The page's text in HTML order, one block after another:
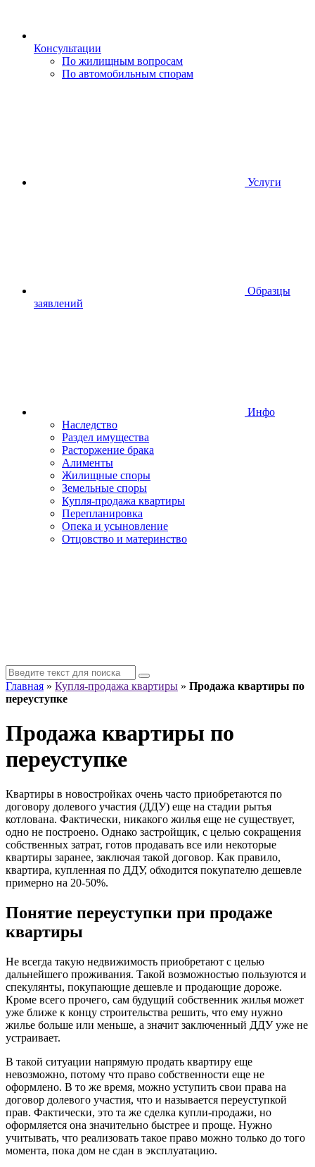
Консультации
По жилищным вопросам
По автомобильным спорам
Услуги
Образцы
заявлений
Инфо
Наследство
Раздел имущества
Расторжение брака
Алименты
Жилищные споры
Земельные споры
Купля-продажа квартиры
Перепланировка
Опека и усыновление
Отцовство и материнство
Главная » Купля-продажа квартиры » Продажа квартиры по
переуступке
Продажа квартиры по
переуступке
Квартиры в новостройках очень часто приобретаются по
договору долевого участия (ДДУ) еще на стадии рытья
котлована. Фактически, никакого жилья еще не существует,
одно не построено. Однако застройщик, с целью сокращения
собственных затрат, готов продавать все или некоторые
квартиры заранее, заключая такой договор. Как правило,
квартира, купленная по ДДУ, обходится покупателю дешевле
примерно на 20-50%.
Понятие переуступки при продаже
квартиры
Не всегда такую недвижимость приобретают с целью
дальнейшего проживания. Такой возможностью пользуются и
спекулянты, покупающие дешевле и продающие дороже.
Кроме всего прочего, сам будущий собственник жилья может
уже ближе к концу строительства решить, что ему нужно
жилье больше или меньше, а значит заключенный ДДУ уже не
устраивает.
В такой ситуации напрямую продать квартиру еще
невозможно, потому что право собственности еще не
оформлено. В то же время, можно уступить свои права на
договор долевого участия, что и называется переуступкой
прав. Фактически, это та же сделка купли-продажи, но
оформляется она значительно быстрее и проще. Нужно
учитывать, что реализовать такое право можно только до того
момента, пока дом не сдан в эксплуатацию.